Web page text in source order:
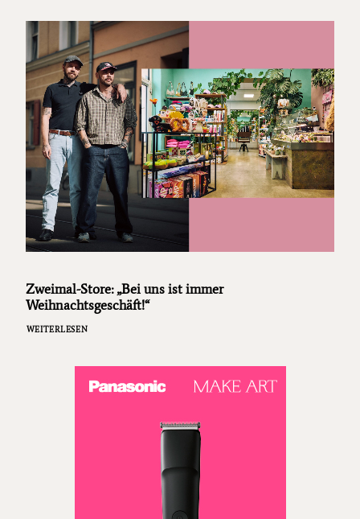
Zweimal-Store: „Bei uns ist immer
Weihnachtsgeschäft!“
WEITERLESEN